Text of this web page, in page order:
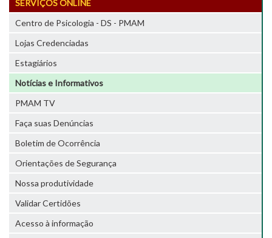
SERVIÇOS ONLINE
Centro de Psicologia - DS - PMAM
Lojas Credenciadas
Estagiários
Notícias e Informativos
PMAM TV
Faça suas Denúncias
Boletim de Ocorrência
Orientações de Segurança
Nossa produtividade
Validar Certidões
Acesso à informação